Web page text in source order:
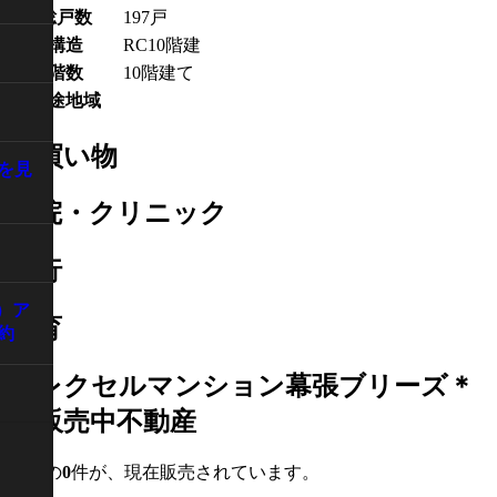
見
ア
総戸数
197戸
構造
RC10階建
階数
10階建て
用途地域
お買い物
病院・クリニック
銀行
教育
＊レクセルマンション幕張ブリーズ＊
の販売中不動産
下記の0件が、現在販売されています。